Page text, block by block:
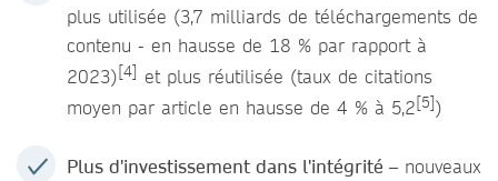
plus utilisée (3,7 milliards de téléchargements de
contenu - en hausse de 18 % par rapport à
2023)[4] et plus réutilisée (taux de citations
moyen par article en hausse de 4 % à 5,2[5])
Plus d'investissement dans l'intégrité – nouveaux